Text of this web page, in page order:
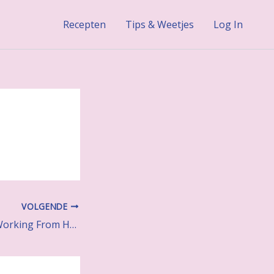
Recepten Tips & Weetjes Log In
VOLGENDE
Helpful Tips For Working From Home